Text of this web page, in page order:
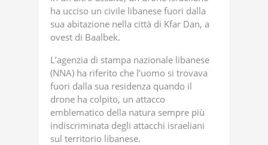
ha ucciso un civile libanese fuori dalla
sua abitazione nella città di Kfar Dan, a
ovest di Baalbek.
L’agenzia di stampa nazionale libanese
(NNA) ha riferito che l’uomo si trovava
fuori dalla sua residenza quando il
drone ha colpito, un attacco
emblematico della natura sempre più
indiscriminata degli attacchi israeliani
sul territorio libanese.